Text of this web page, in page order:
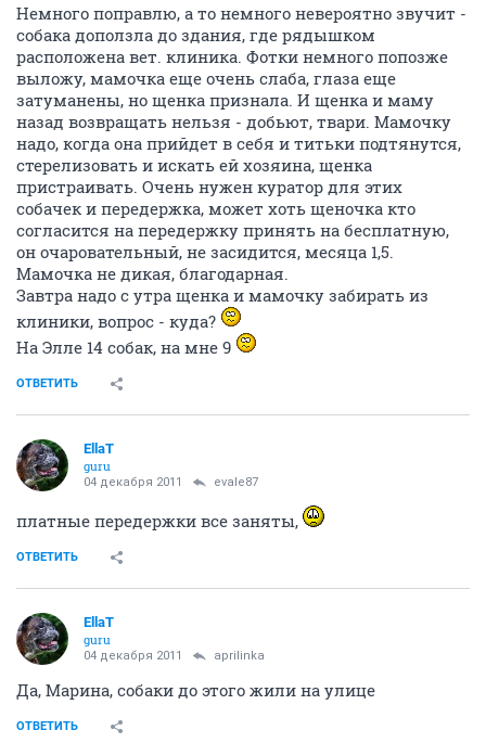
Немного поправлю, а то немного невероятно звучит -
собака доползла до здания, где рядышком
расположена вет. клиника. Фотки немного попозже
выложу, мамочка еще очень слаба, глаза еще
затуманены, но щенка признала. И щенка и маму
назад возвращать нельзя - добьют, твари. Мамочку
надо, когда она прийдет в себя и титьки подтянутся,
стерелизовать и искать ей хозяина, щенка
пристраивать. Очень нужен куратор для этих
собачек и передержка, может хоть щеночка кто
согласится на передержку принять на бесплатную,
он очаровательный, не засидится, месяца 1,5.
Мамочка не дикая, благодарная.
Завтра надо с утра щенка и мамочку забирать из
клиники, вопрос - куда?
На Элле 14 собак, на мне 9
ОТВЕТИТЬ
EllaT
guru
04 декабря 2011 evale87
платные передержки все заняты,
ОТВЕТИТЬ
EllaT
guru
04 декабря 2011 aprilinka
Да, Марина, собаки до этого жили на улице
ОТВЕТИТЬ